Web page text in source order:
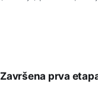
Završena prva